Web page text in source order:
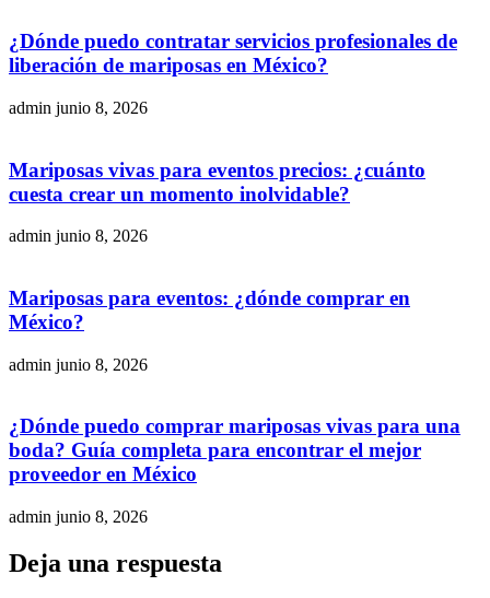
¿Dónde puedo contratar servicios profesionales de
liberación de mariposas en México?
admin junio 8, 2026
Mariposas vivas para eventos precios: ¿cuánto
cuesta crear un momento inolvidable?
admin junio 8, 2026
Mariposas para eventos: ¿dónde comprar en
México?
admin junio 8, 2026
¿Dónde puedo comprar mariposas vivas para una
boda? Guía completa para encontrar el mejor
proveedor en México
admin junio 8, 2026
Deja una respuesta